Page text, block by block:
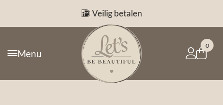
Veilig betalen
Menu
0